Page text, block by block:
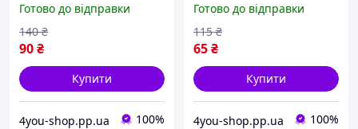
сріблястий (12-87)
Готово до відправки
90₴
140 ₴
Купити
4you-shop.pp.ua 100%
Готово до відправки
65₴
115 ₴
Купити
4you-shop.pp.ua 100%